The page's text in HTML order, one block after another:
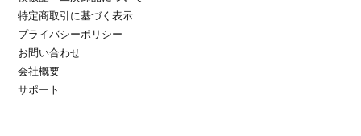
特定商取引に基づく表示
プライバシーポリシー
お問い合わせ
会社概要
サポート